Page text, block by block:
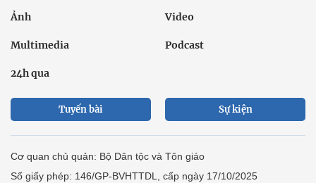
Ảnh Video
Multimedia Podcast
24h qua
Tuyến bài Sự kiện
Cơ quan chủ quản: Bộ Dân tộc và Tôn giáo
Số giấy phép: 146/GP-BVHTTDL, cấp ngày 17/10/2025